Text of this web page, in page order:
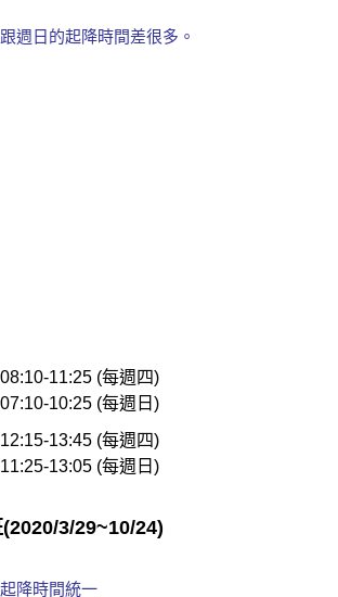
週日的起降時間差很多。
11:25 (每週四)
10:25 (每週日)
13:45 (每週四)
13:05 (每週日)
3/29~10/24)
降時間統一